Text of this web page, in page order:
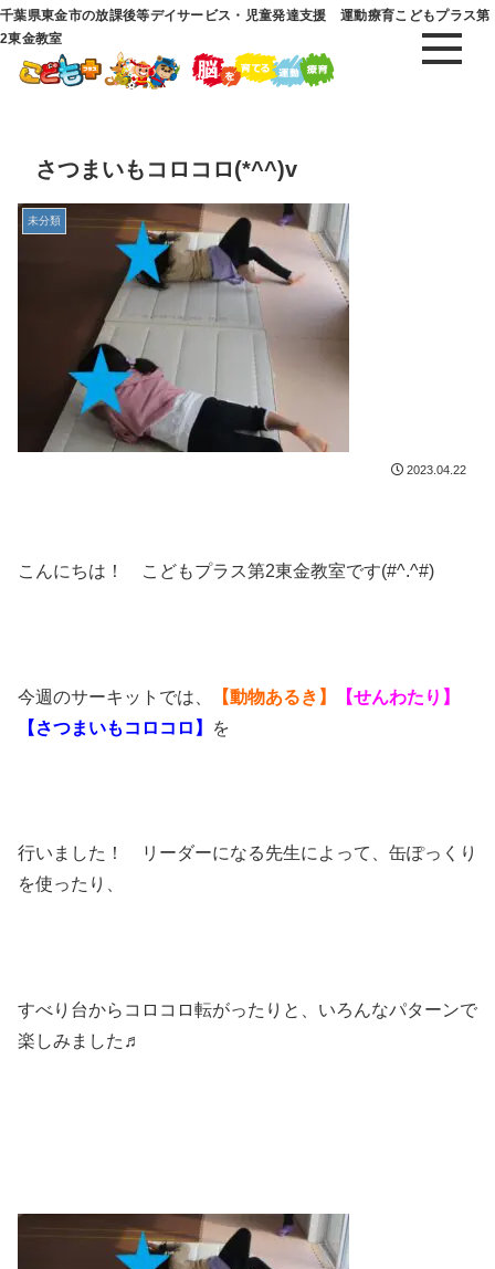
千葉県東金市の放課後等デイサービス・児童発達支援 運動療育こどもプラス第
2東金教室
さつまいもコロコロ(*^^)v
未分類
2023.04.22
こんにちは！ こどもプラス第2東金教室です(#^.^#)
今週のサーキットでは、 【動物あるき】
【せんわたり】
【さつまいもコロコロ】
を
行いました！ リーダーになる先生によって、缶ぽっくり
を使ったり、
すべり台からコロコロ転がったりと、いろんなパターンで
楽しみました♬